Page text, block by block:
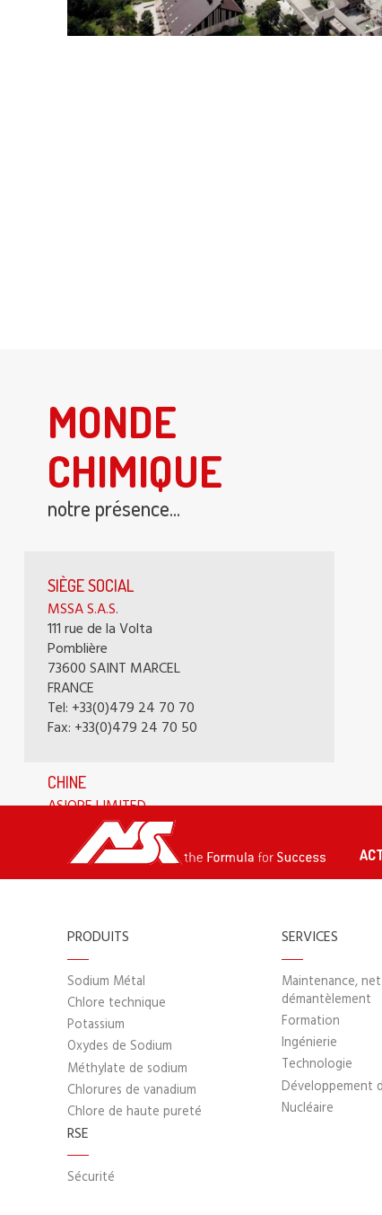
MONDE
CHIMIQUE
notre présence...
SIÈGE SOCIAL
MSSA S.A.S.
111 rue de la Volta
Pomblière
73600 SAINT MARCEL
FRANCE
Tel: +33(0)479 24 70 70
Fax: +33(0)479 24 70 50
CHINE
ASIOPE LIMITED
Mail add: 1502 Harbour Ring Plaza, 18
Middle XiZang Rd, 200001 Shanghai China
Registered add: 1106 Tai Yau Building, No.
Tel: +85235880022
Fax: +862162892615
e-Mail :
ALLEMAGNE
Cellmark Deutschland GmbH
Parsevalstraße 9a
40468 Düsseldorf
Tel: +49 211 52380
Email:contact@cellmark.com
DANEMARK
PRODUITS
Sodium Métal
Chlore technique
Potassium
Oxydes de Sodium
Méthylate de sodium
Chlorures de vanadium
Chlore de haute pureté
SERVICES
Maintenance,
démantèlement
Formation
Ingénierie
Technologie
Développement
Nucléaire
RSE
Sécurité